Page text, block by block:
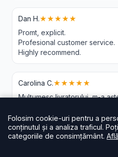
Dan H.★★★★★
Promt, explicit.
Profesional customer service.
Highly recommend.
Carolina C.★★★★★
Mulțumesc livratorului, m-a
Barac C.★★★★★
Buchetul a fost
la timp. Va
Folosim cookie-uri pentru a
conținutul și a analiza traficul.
categoriile de consimțământ.